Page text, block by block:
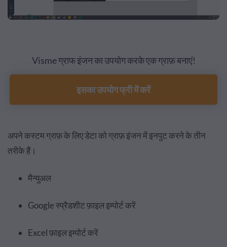
Visme ग्राफ इंजन का उपयोग करके एक ग्राफ़ बनाएं!
इसका उपयोग फ्री में करें
अपने कस्टम ग्राफ़ के लिए डेटा को ग्राफ़ इंजन में इनपुट करने के तीन
तरीके हैं।
मैन्युअल
Google स्प्रैडशीट फ़ाइल इम्पोर्ट करें
Excel फ़ाइल इम्पोर्ट करें